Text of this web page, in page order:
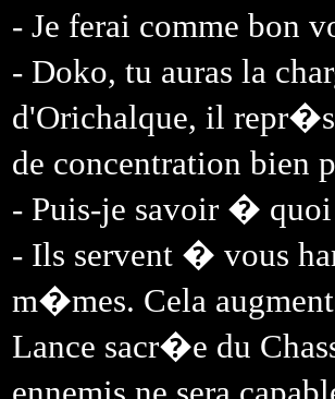
- Je ferai comme bon
- Doko, tu auras la
d'Orichalque, il
de concentration
- Puis-je savoir � quoi
- Ils servent � vous
m�mes. Cela
Lance sacr�e du